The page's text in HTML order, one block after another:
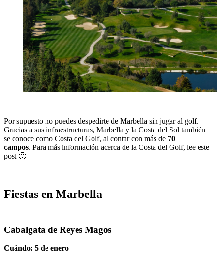
Por supuesto no puedes despedirte de Marbella sin jugar al golf.
Gracias a sus infraestructuras, Marbella y la Costa del Sol también
se conoce como Costa del Golf, al contar con más de 70
campos. Para más información acerca de la Costa del Golf, lee este
post 🙂
Fiestas en Marbella
Cabalgata de Reyes Magos
Cuándo: 5 de enero